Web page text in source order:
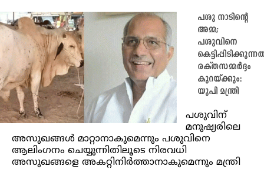
പശു നാടിന്റെ
അമ്മ;
പശുവിനെ
രക്തസമ്മര്‍ദ്ദം
കുറയ്ക്കും:
യുപി മന്ത്രി
പശുവിന്
മനുഷ്യരിലെ
അസുഖങ്ങള്‍ മാറ്റാനാകുമെന്നും പശുവിനെ
ആലിംഗനം ചെയ്യുന്നിതിലൂടെ നിരവധി
അസുഖങ്ങളെ അകറ്റിനിര്‍ത്താനാകുമെന്നും മന്ത്രി